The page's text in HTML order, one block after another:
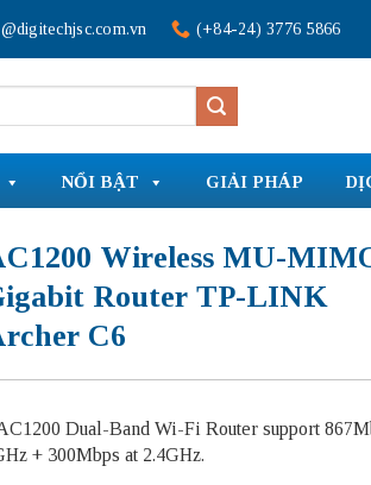
(+84-24) 3776 5866
NỔI BẬT GIẢI PHÁP
Wireless MU-
Router TP-LINK
C6
Dual-Band Wi-Fi Router support
+ 300Mbps at 2.4GHz.